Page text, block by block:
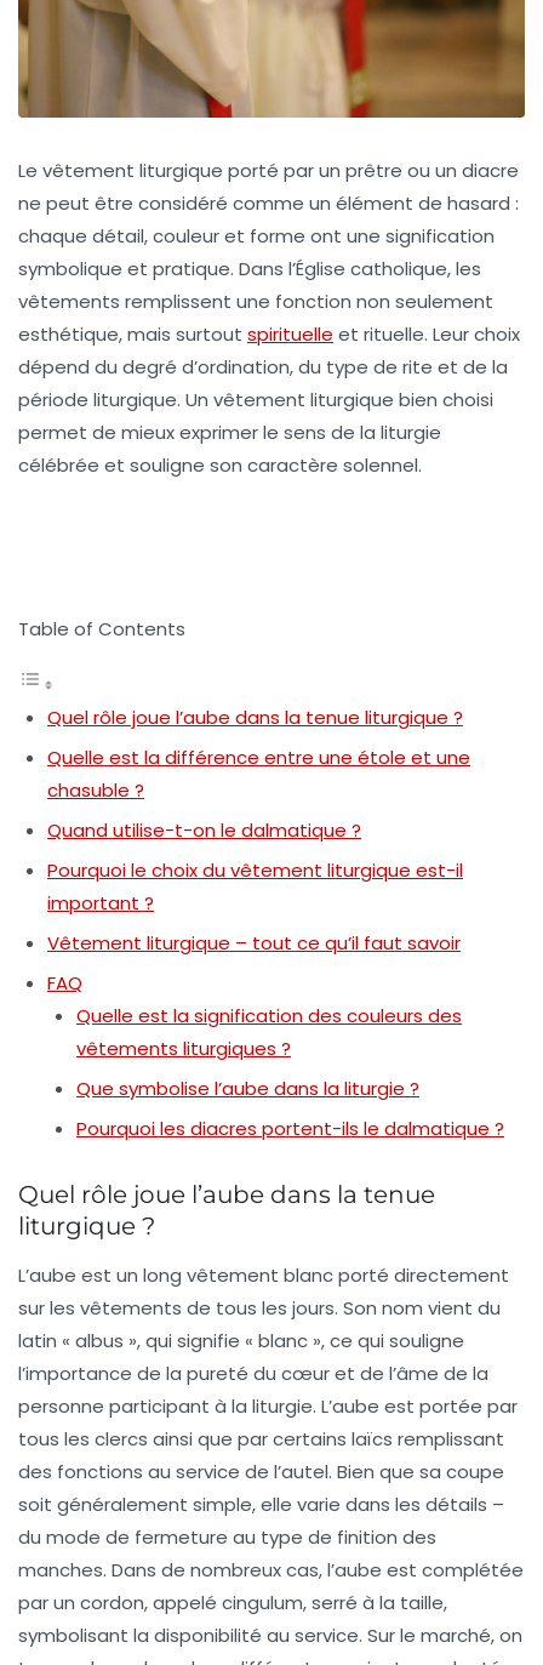
Le vêtement liturgique porté par un prêtre ou un diacre
ne peut être considéré comme un élément de hasard :
chaque détail, couleur et forme ont une signification
symbolique et pratique. Dans l’Église catholique, les
vêtements remplissent une fonction non seulement
esthétique, mais surtout spirituelle et rituelle. Leur choix
dépend du degré d’ordination, du type de rite et de la
période liturgique. Un vêtement liturgique bien choisi
permet de mieux exprimer le sens de la liturgie
célébrée et souligne son caractère solennel.
Table of Contents
Quel rôle joue l’aube dans la tenue liturgique ?
Quelle est la différence entre une étole et une
chasuble ?
Quand utilise-t-on le dalmatique ?
Pourquoi le choix du vêtement liturgique est-il
important ?
Vêtement liturgique – tout ce qu’il faut savoir
FAQ
Quelle est la signification des couleurs des
vêtements liturgiques ?
Que symbolise l’aube dans la liturgie ?
Pourquoi les diacres portent-ils le dalmatique ?
Quel rôle joue l’aube dans la tenue
liturgique ?
L’aube est un long vêtement blanc porté directement
sur les vêtements de tous les jours. Son nom vient du
latin « albus », qui signifie « blanc », ce qui souligne
l’importance de la pureté du cœur et de l’âme de la
personne participant à la liturgie. L’aube est portée par
tous les clercs ainsi que par certains laïcs remplissant
des fonctions au service de l’autel. Bien que sa coupe
soit généralement simple, elle varie dans les détails –
du mode de fermeture au type de finition des
manches. Dans de nombreux cas, l’aube est complétée
par un cordon, appelé cingulum, serré à la taille,
symbolisant la disponibilité au service. Sur le marché, on